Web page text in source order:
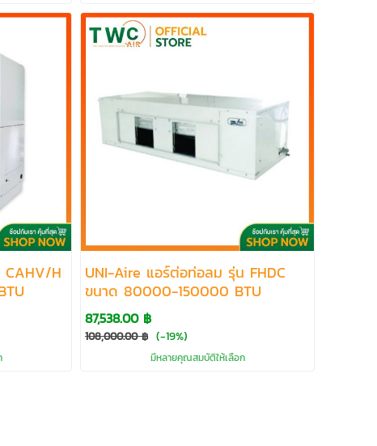
CAHV/H
UNI-Aire แอร์ต่อท่อลม รุ่น FHDC
ขนาด 80000-150000 BTU
87,538.00 ฿
108,000.00 ฿ (-19%)
มีหลายคุณสมบัติให้เลือก